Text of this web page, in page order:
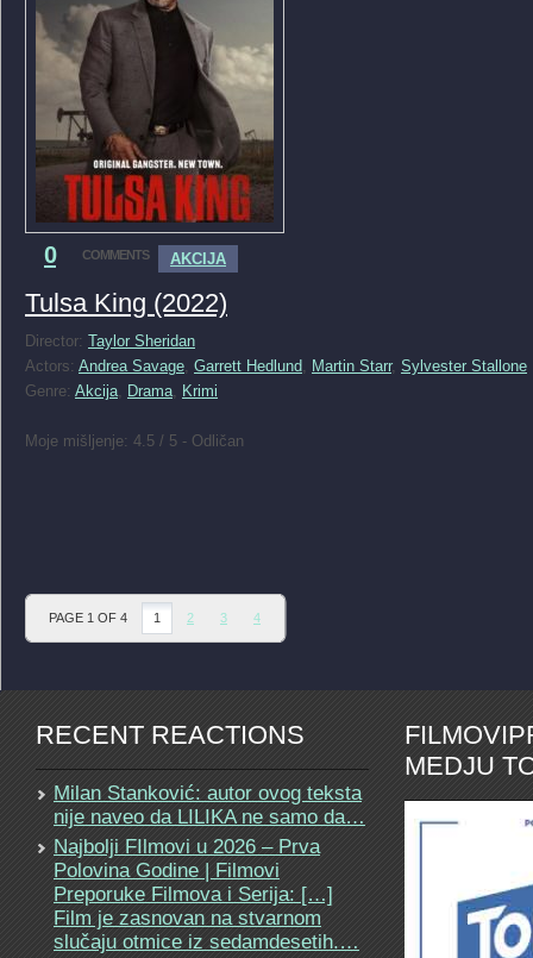
0 COMMENTS AKCIJA
Tulsa King (2022)
Director: Taylor Sheridan
Actors: Andrea Savage Garrett Hedlund Martin Starr, Sylvester Stallone
Genre: Akcija Drama Krimi
Moje mišljenje: 4.5 / 5 - Odličan
PAGE 1 OF 4 1 2 3 4
RECENT REACTIONS
Milan Stanković: autor ovog teksta
nije naveo da LILIKA ne samo da…
Najbolji FIlmovi u 2026 – Prva
Polovina Godine | Filmovi
Preporuke Filmova i Serija: […]
Film je zasnovan na stvarnom
slučaju otmice iz sedamdesetih.…
MEDJU